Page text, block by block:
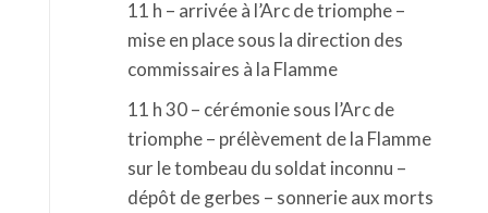
11 h – arrivée à l’Arc de triomphe –
mise en place sous la direction des
commissaires à la Flamme
11 h 30 – cérémonie sous l’Arc de
triomphe – prélèvement de la Flamme
sur le tombeau du soldat inconnu –
dépôt de gerbes – sonnerie aux morts